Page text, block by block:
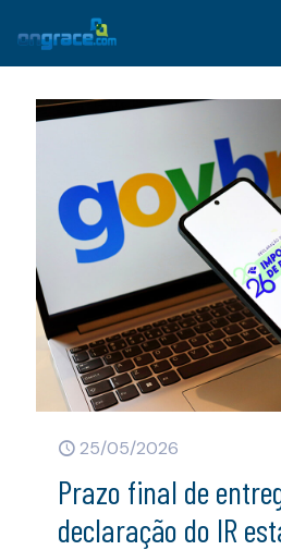
25/05/2026
Prazo final de
declaração do IR